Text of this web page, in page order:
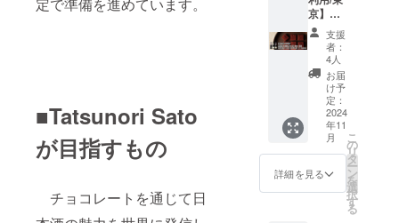
定で準備を進めています。
■Tatsunori Sato
が目指すもの
チョコレートを通じて日
商品を
お届け
いたし
ます。
・特定
原材料
等：小
麦、乳
成分・
大豆・
アーモ
りん
ご・バ
ラ ⑤ア
マゾン
バニラ
のアマ
ンド
ショコ
ラ ⑥柿
の種
ショコ
ラ・ミ
ルク ⑦
ショコ
ラ・ホ
ン
ジャー
ピー
ル、
ピーカ
ンナッ
ツショ
コラ、
ボンボ
ンショ
コラ、
パール
合わせ
て佐藤
辰則が
セレク
トした
チョコ
レート
を店舗
で楽し
んで頂
けるチ
ケット
京】東
京都三
鷹市の
店舗
「MOK
CHOCO
LATE ＆
factory
」で使
用可能
チョコ
レート
と風の
支援
者：
4人
お届
け予
定：
2024
年11
月
詳細を見る
こ
の
リ
タ
ー
ン
を
選
択
す
る